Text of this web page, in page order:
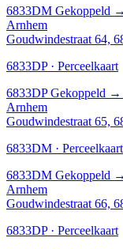
6833DM Gekoppeld →
Arnhem
Goudwindestraat 64,
6833DP · Perceelkaart
6833DP Gekoppeld →
Arnhem
Goudwindestraat 65,
6833DM · Perceelkaart
6833DM Gekoppeld →
Arnhem
Goudwindestraat 66,
6833DP · Perceelkaart